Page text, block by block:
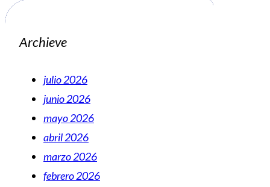
Archieve
julio 2026
junio 2026
mayo 2026
abril 2026
marzo 2026
febrero 2026